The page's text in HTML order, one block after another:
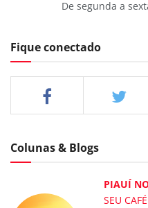
De segunda a
Fique conectado
Colunas & Blogs
PIAUÍ
SEU